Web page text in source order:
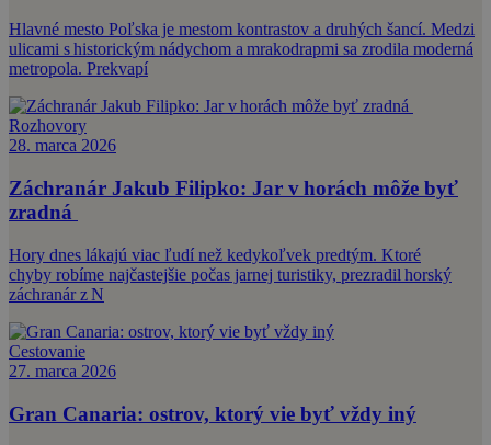
Hlavné mesto Poľska je mestom kontrastov a druhých šancí. Medzi
ulicami s historickým nádychom a mrakodrapmi sa zrodila moderná
metropola. Prekvapí
Rozhovory
28. marca 2026
Záchranár Jakub Filipko: Jar v horách môže byť
zradná
Hory dnes lákajú viac ľudí než kedykoľvek predtým. Ktoré
chyby robíme najčastejšie počas jarnej turistiky, prezradil horský
záchranár z N
Cestovanie
27. marca 2026
Gran Canaria: ostrov, ktorý vie byť vždy iný